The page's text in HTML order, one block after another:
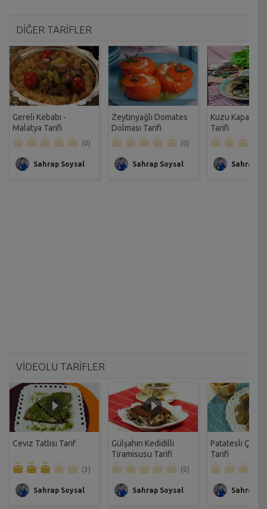
DİĞER TARİFLER
Gereli Kebabı -
Malatya Tarifi
(0)
Sahrap Soysal
Zeytinyağlı Domates
Dolması Tarifi
(0)
Sahrap Soysal
Kuzu Kapama
Tarifi
Sahrap
VİDEOLU TARİFLER
Ceviz Tatlısı Tarif
(3)
Sahrap Soysal
Gülşahın Kedidilli
Tiramisusu Tarifi
(0)
Sahrap Soysal
Patatesli Çıtır
Tarifi
Sahrap